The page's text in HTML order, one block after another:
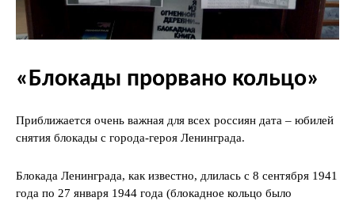
«Блокады прорвано кольцо»
Приближается очень важная для всех россиян дата – юбилей
снятия блокады с города-героя Ленинграда.
Блокада Ленинграда, как известно, длилась с 8 сентября 1941
года по 27 января 1944 года (блокадное кольцо было